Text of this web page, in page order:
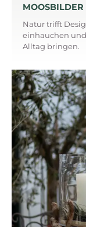
MOOSBILDER
Natur trifft
einhauchen
Alltag bringen.